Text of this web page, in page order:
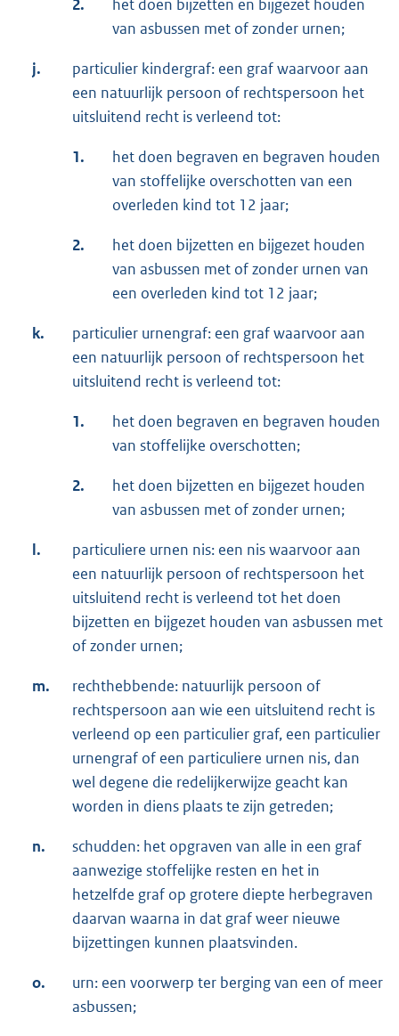
2.
het doen bijzetten en bijgezet houden
van asbussen met of zonder urnen;
j.
particulier kindergraf: een graf waarvoor aan
een natuurlijk persoon of rechtspersoon het
uitsluitend recht is verleend tot:
1.
het doen begraven en begraven houden
van stoffelijke overschotten van een
overleden kind tot 12 jaar;
2.
het doen bijzetten en bijgezet houden
van asbussen met of zonder urnen van
een overleden kind tot 12 jaar;
k.
particulier urnengraf: een graf waarvoor aan
een natuurlijk persoon of rechtspersoon het
uitsluitend recht is verleend tot:
1.
het doen begraven en begraven houden
van stoffelijke overschotten;
2.
het doen bijzetten en bijgezet houden
van asbussen met of zonder urnen;
l.
particuliere urnen nis: een nis waarvoor aan
een natuurlijk persoon of rechtspersoon het
uitsluitend recht is verleend tot het doen
bijzetten en bijgezet houden van asbussen met
of zonder urnen;
m.
rechthebbende: natuurlijk persoon of
rechtspersoon aan wie een uitsluitend recht is
verleend op een particulier graf, een particulier
urnengraf of een particuliere urnen nis, dan
wel degene die redelijkerwijze geacht kan
worden in diens plaats te zijn getreden;
n.
schudden: het opgraven van alle in een graf
aanwezige stoffelijke resten en het in
hetzelfde graf op grotere diepte herbegraven
daarvan waarna in dat graf weer nieuwe
bijzettingen kunnen plaatsvinden.
o.
urn: een voorwerp ter berging van een of meer
asbussen;